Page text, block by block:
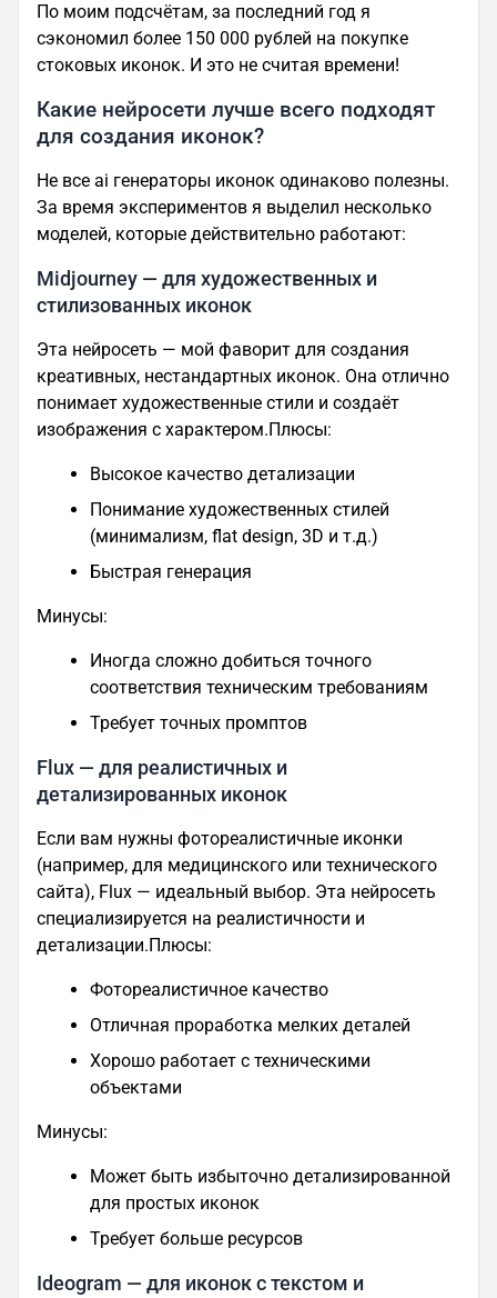
По моим подсчётам, за последний год я
сэкономил более 150 000 рублей на покупке
стоковых иконок. И это не считая времени!
Какие нейросети лучше всего подходят
для создания иконок?
Не все ai генераторы иконок одинаково полезны.
За время экспериментов я выделил несколько
моделей, которые действительно работают:
Midjourney — для художественных и
стилизованных иконок
Эта нейросеть — мой фаворит для создания
креативных, нестандартных иконок. Она отлично
понимает художественные стили и создаёт
изображения с характером.Плюсы:
Высокое качество детализации
Понимание художественных стилей
(минимализм, flat design, 3D и т.д.)
Быстрая генерация
Минусы:
Иногда сложно добиться точного
соответствия техническим требованиям
Требует точных промптов
Flux — для реалистичных и
детализированных иконок
Если вам нужны фотореалистичные иконки
(например, для медицинского или технического
сайта), Flux — идеальный выбор. Эта нейросеть
специализируется на реалистичности и
детализации.Плюсы:
Фотореалистичное качество
Отличная проработка мелких деталей
Хорошо работает с техническими
объектами
Минусы:
Может быть избыточно детализированной
для простых иконок
Требует больше ресурсов
Ideogram — для иконок с текстом и